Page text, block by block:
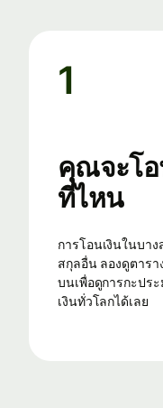
1
คุณจะโอ
ที่ไหน
การโอนเงินในบางสกุลอาจใช้เวลานานกว่า
สกุลอื่น ลองดูตารา
บนเพื่อดูการกะปร
เงินทั่วโลกได้เลย